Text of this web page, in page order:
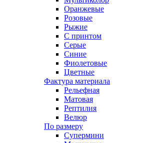
Оранжевые
Розовые
Рыжие
С принтом
Серые
Синие
Фиолетовые
Цветные
Фактура материала
Рельефная
Матовая
Рептилия
Велюр
По размеру
Супермини